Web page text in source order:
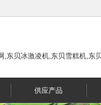
东贝冰激凌机,东贝雪糕机,东贝
供应产品